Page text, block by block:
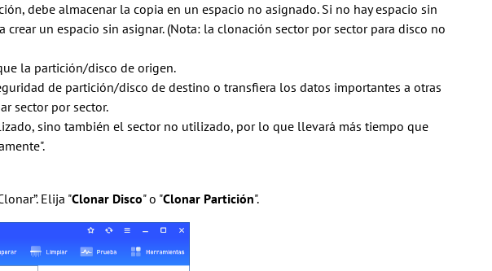
debe almacenar la copia en un espacio no asignado. Si no hay espacio sin
un espacio sin asignar. (Nota: la clonación sector por sector para disco no
la partición/disco de origen.
de partición/disco de destino o transfiera los datos importantes a otras
sector por sector.
sino también el sector no utilizado, por lo que llevará más tiempo que
Elija "Clonar Disco" o "Clonar Partición".